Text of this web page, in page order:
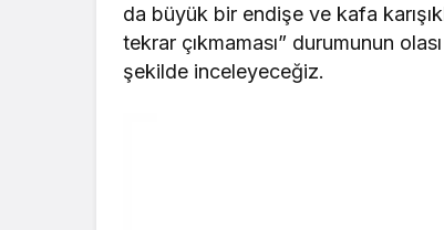
da büyük bir endişe ve kafa
tekrar çıkmaması” durumunun
şekilde inceleyeceğiz.